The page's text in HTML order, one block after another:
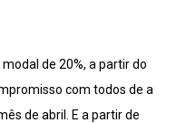
de 20%, a partir do
com todos de a
de abril. E a partir de